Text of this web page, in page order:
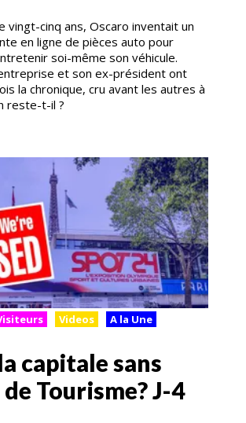
vingt-cinq ans, Oscaro inventait un
en ligne de pièces auto pour
soi-même son véhicule.
et son ex-président ont
la chronique, cru avant les autres à
reste-t-il ?
Videos A la Une
capitale sans
Tourisme? J-4